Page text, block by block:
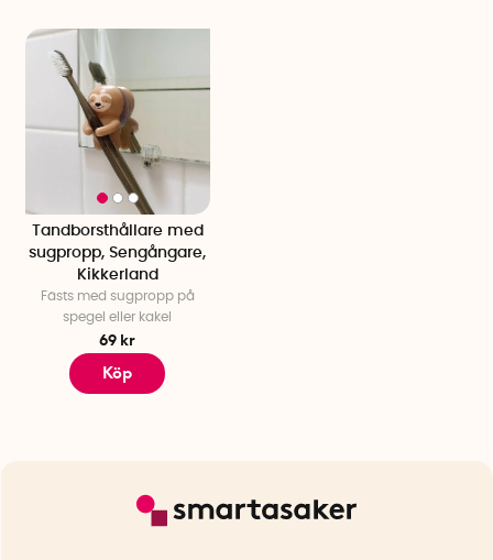
Tandborsthållare med
sugpropp, Sengångare,
Kikkerland
Fästs med sugpropp på
spegel eller kakel
69 kr
Köp